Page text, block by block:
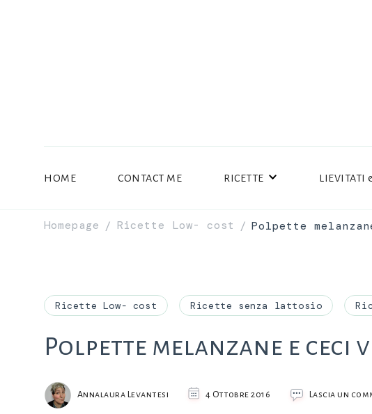
HOME CONTACT ME RICETTE LIEVITATI
Homepage / Ricette Low- cost / Polpette
Ricette Low- cost Ricette senza lattosio
Polpette melanzane e ceci
Annalaura Levantesi 4 Ottobre 2016 Lascia un